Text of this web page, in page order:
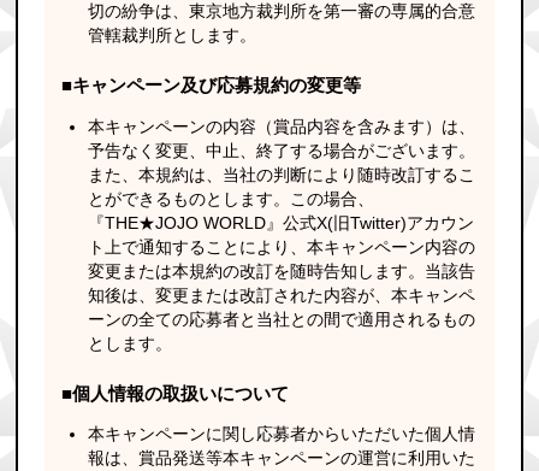
切の紛争は、東京地方裁判所を第一審の専属的合意
管轄裁判所とします。
■キャンペーン及び応募規約の変更等
本キャンペーンの内容（賞品内容を含みます）は、
予告なく変更、中止、終了する場合がございます。
また、本規約は、当社の判断により随時改訂するこ
とができるものとします。この場合、
『THE★JOJO WORLD』公式X(旧Twitter)アカウン
ト上で通知することにより、本キャンペーン内容の
変更または本規約の改訂を随時告知します。当該告
知後は、変更または改訂された内容が、本キャンペ
ーンの全ての応募者と当社との間で適用されるもの
とします。
■個人情報の取扱いについて
本キャンペーンに関し応募者からいただいた個人情
報は、賞品発送等本キャンペーンの運営に利用いた